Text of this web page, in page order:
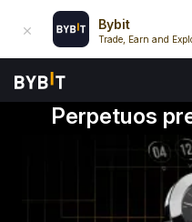
Bybit
Trade, Earn and
Perpetuos